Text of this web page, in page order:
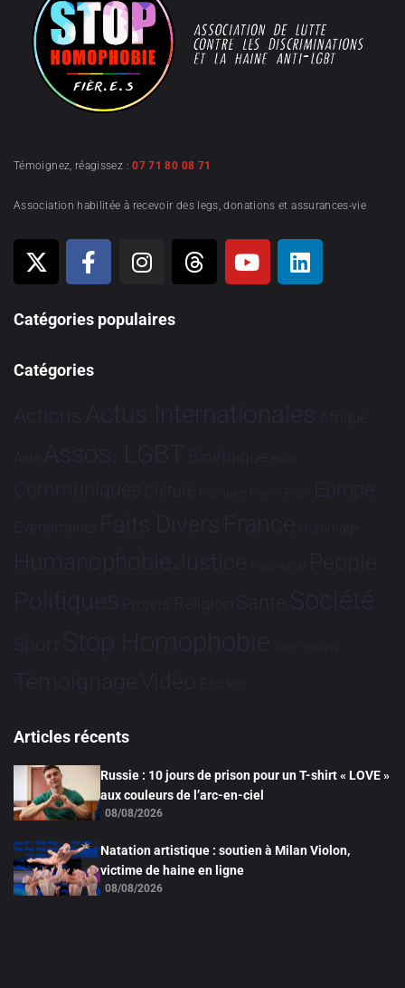
Témoignez, réagissez :07 71 80 08 71
Association habilitée à recevoir des legs, donations et assurances-vie
Catégories populaires
Catégories
Actions Actus Internationales Afrique
Asie Assos. LGBT Bioéthique Brève
Communiqués Culture Dialogues France-Brésil Europe
Evénements Faits Divers France Hommage
HumanophobieJustice Partenariat People
Politiques Projets Religion Santé Société
Sport Stop Homophobie Tech Tribune
TémoignageVidéo Études
Articles récents
Russie : 10 jours de prison pour un T-shirt « LOVE »
aux couleurs de l’arc-en-ciel
08/08/2026
Natation artistique : soutien à Milan Violon,
victime de haine en ligne
08/08/2026